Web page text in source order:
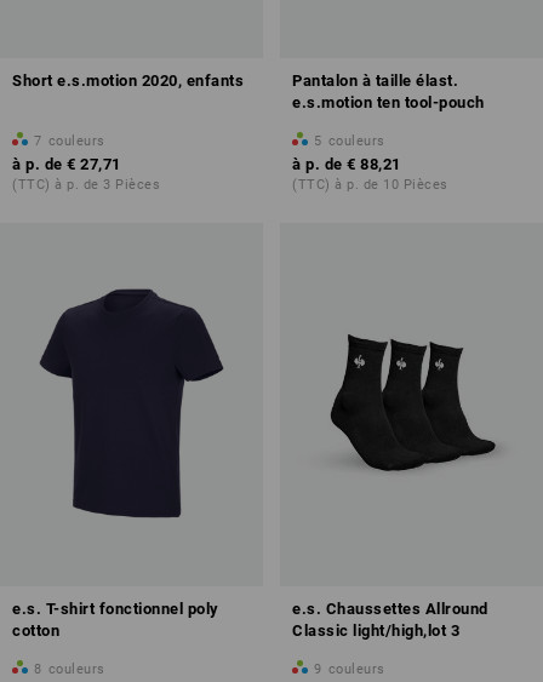
Short e.s.motion 2020, enfants
7 couleurs
à p. de € 27,71
(TTC) à p. de 3 Pièces
Pantalon à taille élast.
e.s.motion ten tool-pouch
5 couleurs
à p. de € 88,21
(TTC) à p. de 10 Pièces
e.s. T-shirt fonctionnel poly
cotton
8 couleurs
e.s. Chaussettes Allround
Classic light/high,lot 3
9 couleurs